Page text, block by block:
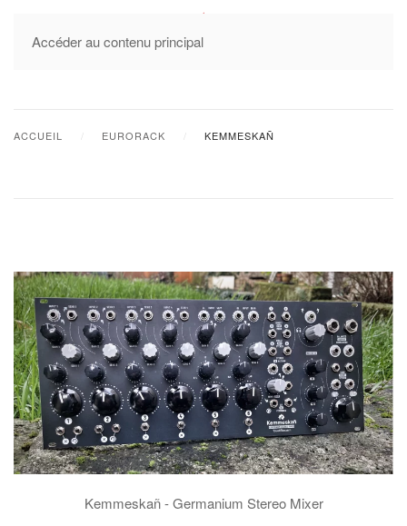
Accéder au contenu principal
MENU
ACCUEIL EURORACK KEMMESKAÑ
Kemmeskañ - Germanium Stereo Mixer